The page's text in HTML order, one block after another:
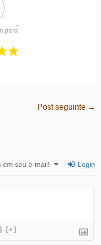
para
Post seguinte →
em seu e-mail! Login
[+]